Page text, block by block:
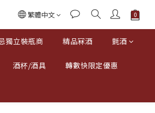
繁體中文
獨立裝瓶商 精品冧酒 氈酒
酒杯/酒具 轉數快限定優惠